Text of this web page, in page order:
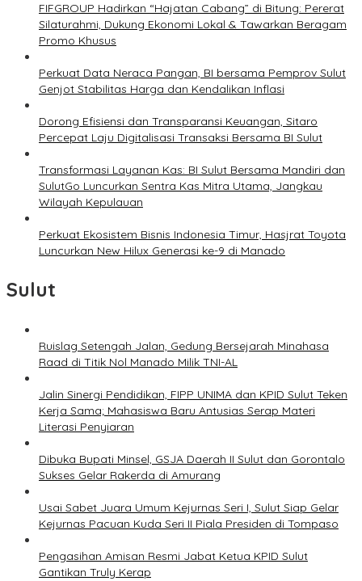
FIFGROUP Hadirkan “Hajatan Cabang” di Bitung: Pererat
Silaturahmi, Dukung Ekonomi Lokal & Tawarkan Beragam
Promo Khusus
Perkuat Data Neraca Pangan, BI bersama Pemprov Sulut
Genjot Stabilitas Harga dan Kendalikan Inflasi
Dorong Efisiensi dan Transparansi Keuangan, Sitaro
Percepat Laju Digitalisasi Transaksi Bersama BI Sulut
Transformasi Layanan Kas: BI Sulut Bersama Mandiri dan
SulutGo Luncurkan Sentra Kas Mitra Utama, Jangkau
Wilayah Kepulauan
Perkuat Ekosistem Bisnis Indonesia Timur, Hasjrat Toyota
Luncurkan New Hilux Generasi ke-9 di Manado
Sulut
Ruislag Setengah Jalan, Gedung Bersejarah Minahasa
Raad di Titik Nol Manado Milik TNI-AL
Jalin Sinergi Pendidikan, FIPP UNIMA dan KPID Sulut Teken
Kerja Sama; Mahasiswa Baru Antusias Serap Materi
Literasi Penyiaran
Dibuka Bupati Minsel, GSJA Daerah II Sulut dan Gorontalo
Sukses Gelar Rakerda di Amurang
Usai Sabet Juara Umum Kejurnas Seri I, Sulut Siap Gelar
Kejurnas Pacuan Kuda Seri II Piala Presiden di Tompaso
Pengasihan Amisan Resmi Jabat Ketua KPID Sulut
Gantikan Truly Kerap